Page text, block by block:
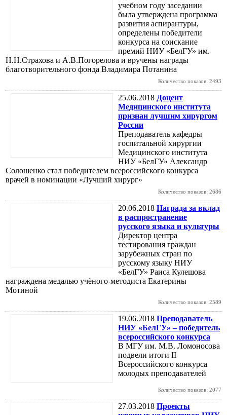
учебном году заседании
была утверждена программа
развития аспирантуры,
определены победители
конкурса на соискание
премий НИУ «БелГУ» им.
Н.Н.Страхова и А.В.Погорелова и вручены награды
благотворительного фонда Владимира Потанина
Количество показов: 2493
25.06.2018 Доцент
Медицинского института
признан лучшим хирургом
России
Преподаватель кафедры
госпитальной хирургии
Медицинского института
НИУ «БелГУ» Александр
Солошенко стал победителем всероссийского конкурса
врачей в номинации «Лучший хирург»
Количество показов: 2686
20.06.2018 Награда за вклад
в распространение
русского языка и культуры
Директор центра
тестирования граждан
зарубежных стран по
русскому языку НИУ
«БелГУ» Раиса Кулешова
награждена медалью учёного-методиста Екатерины
Мотиной
Количество показов: 2589
19.06.2018 Преподаватель
НИУ «БелГУ» – победитель
всероссийского конкурса
В МГУ им. М.В. Ломоносова
подвели итоги II
Всероссийского конкурса
молодых преподавателей
Количество показов: 2077
27.03.2018 Проекты